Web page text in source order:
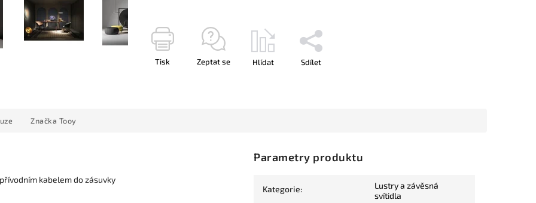
Tisk Zeptat se Hlídat Sdílet
Značka Tooy
kabelem do zásuvky
Parametry produktu
Kategorie:
Lustry a závěsná
svítidla